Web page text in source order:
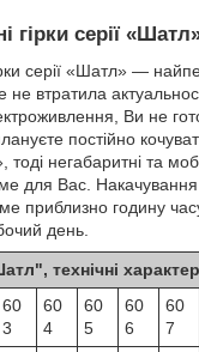
гірки серії
серії «Шатл» —
не втратила
Ви не
постійно
негабаритні та
для Вас.
приблизно годину
день.
технічні
60
3
60
4
60
5
60
6
60
7